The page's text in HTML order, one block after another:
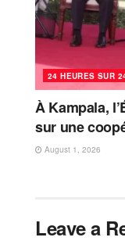
24 HEURES SUR
À Kampala,
sur une
August 1, 2026
Leave a